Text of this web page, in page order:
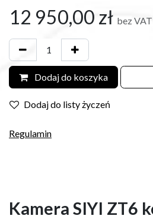
12 950,00 zł bez VAT
Dodaj do koszyka
Dodaj do listy życzeń
Regulamin
Kamera SIYI ZT6